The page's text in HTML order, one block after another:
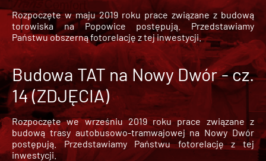
Rozpoczęte w maju 2019 roku prace związane z budową
torowiska na Popowice
postępują. Przedstawiamy
Państwu obszerną fotorelację z tej inwestycji.
Budowa TAT na Nowy Dwór - cz.
14 (ZDJĘCIA)
Rozpoczęte we wrześniu 2019 roku prace związane z
budową trasy autobusowo-tramwajowej na Nowy Dwór
postępują. Przedstawiamy Państwu fotorelację z tej
inwestycji.